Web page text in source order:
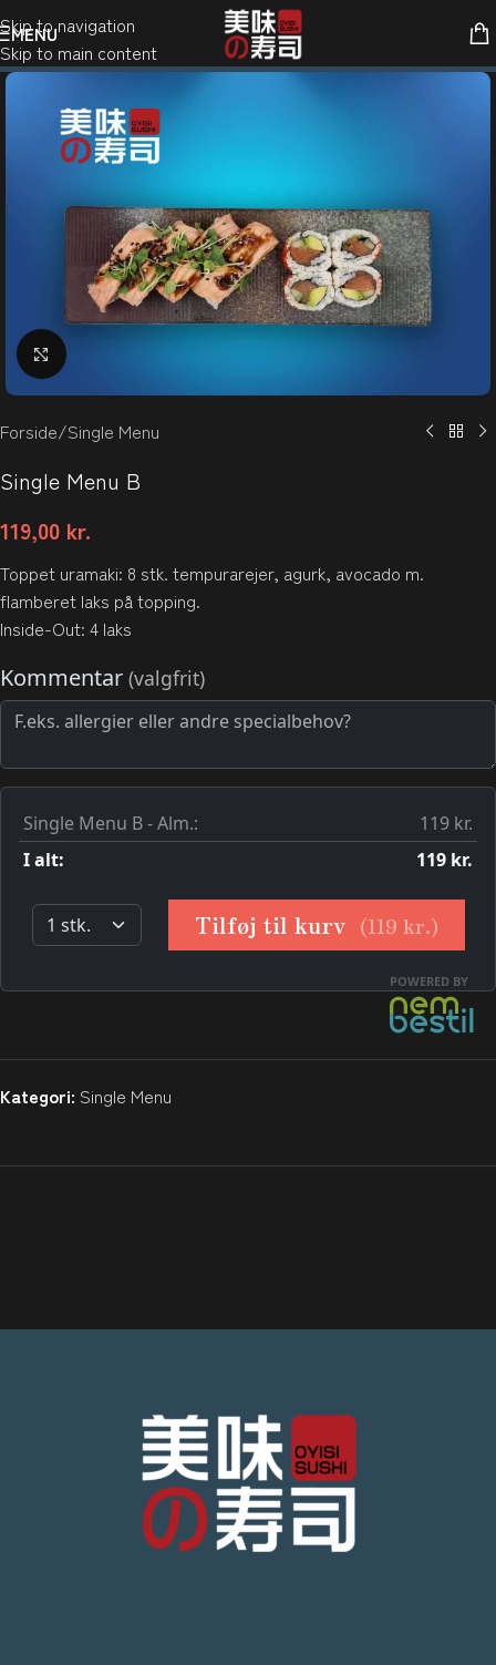
Skip to navigation
Skip to main content
MENU
Klik for at forstørre
Forside/Single Menu
Single Menu B
119,00 kr.
Toppet uramaki: 8 stk. tempurarejer, agurk, avocado m.
flamberet laks på topping.
Inside-Out: 4 laks
Kategori: Single Menu